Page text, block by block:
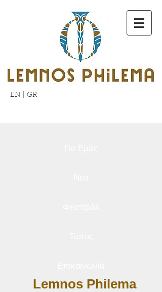
EN GR
Lemnos Philema